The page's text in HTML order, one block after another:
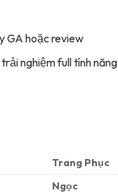
GA hoặc review
nghiệm full tính năng
Trang Phục
Ngọc